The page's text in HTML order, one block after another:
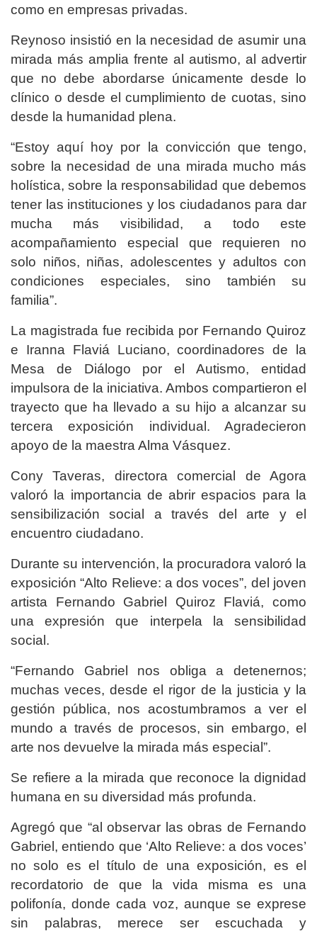
como en empresas privadas.
Reynoso insistió en la necesidad de asumir una
mirada más amplia frente al autismo, al advertir
que no debe abordarse únicamente desde lo
clínico o desde el cumplimiento de cuotas, sino
desde la humanidad plena.
“Estoy aquí hoy por la convicción que tengo,
sobre la necesidad de una mirada mucho más
holística, sobre la responsabilidad que debemos
tener las instituciones y los ciudadanos para dar
mucha más visibilidad, a todo este
acompañamiento especial que requieren no
solo niños, niñas, adolescentes y adultos con
condiciones especiales, sino también su
familia”.
La magistrada fue recibida por Fernando Quiroz
e Iranna Flaviá Luciano, coordinadores de la
Mesa de Diálogo por el Autismo, entidad
impulsora de la iniciativa. Ambos compartieron el
trayecto que ha llevado a su hijo a alcanzar su
tercera exposición individual. Agradecieron
apoyo de la maestra Alma Vásquez.
Cony Taveras, directora comercial de Agora
valoró la importancia de abrir espacios para la
sensibilización social a través del arte y el
encuentro ciudadano.
Durante su intervención, la procuradora valoró la
exposición “Alto Relieve: a dos voces”, del joven
artista Fernando Gabriel Quiroz Flaviá, como
una expresión que interpela la sensibilidad
social.
“Fernando Gabriel nos obliga a detenernos;
muchas veces, desde el rigor de la justicia y la
gestión pública, nos acostumbramos a ver el
mundo a través de procesos, sin embargo, el
arte nos devuelve la mirada más especial”.
Se refiere a la mirada que reconoce la dignidad
humana en su diversidad más profunda.
Agregó que “al observar las obras de Fernando
Gabriel, entiendo que ‘Alto Relieve: a dos voces’
no solo es el título de una exposición, es el
recordatorio de que la vida misma es una
polifonía, donde cada voz, aunque se exprese
sin palabras, merece ser escuchada y